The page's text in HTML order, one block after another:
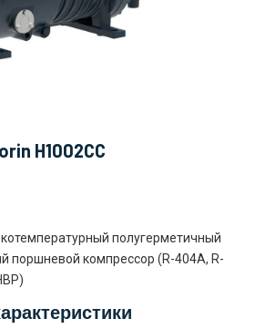
H1002CC
полугерметичный
поршневой компрессор (R-404A, R-